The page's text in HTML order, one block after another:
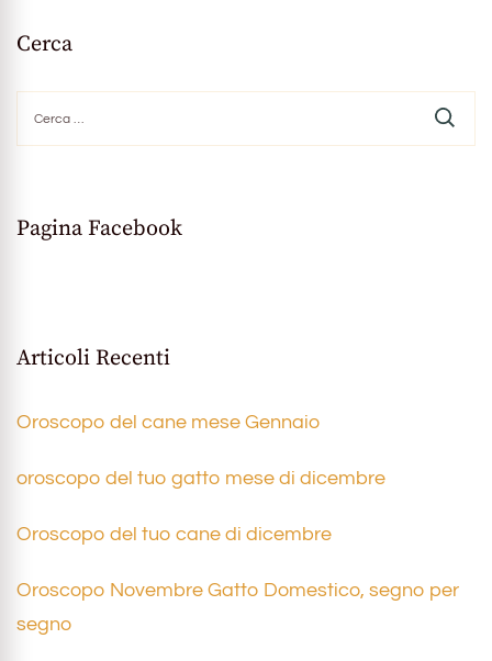
Cerca
per:
Pagina Facebook
Articoli Recenti
Oroscopo del cane mese Gennaio
oroscopo del tuo gatto mese di dicembre
Oroscopo del tuo cane di dicembre
Oroscopo Novembre Gatto Domestico, segno per
segno